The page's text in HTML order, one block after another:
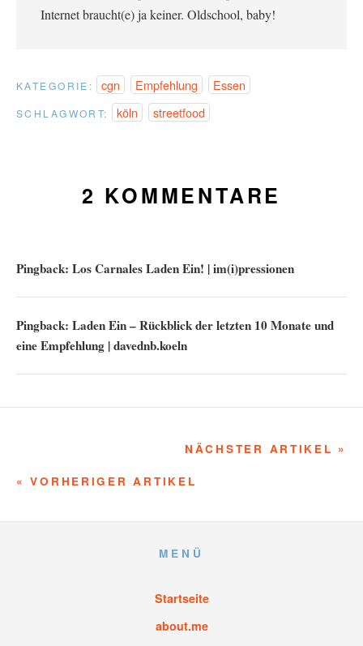
Internet braucht(e) ja keiner. Oldschool, baby!
KATEGORIE: cgn Empfehlung Essen
SCHLAGWORT: köln streetfood
2 KOMMENTARE
Pingback: Los Carnales Laden Ein! | im(i)pressionen
Pingback: Laden Ein – Rückblick der letzten 10 Monate und
eine Empfehlung | davednb.koeln
NÄCHSTER ARTIKEL »
« VORHERIGER ARTIKEL
MENÜ
Startseite
about.me